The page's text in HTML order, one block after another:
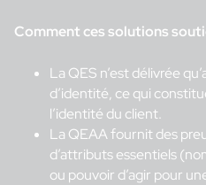
Comment ces solutions
La QES n’est délivrée
d’identité, ce qui
l’identité du client.
La QEAA fournit des
d’attributs essentiels
ou pouvoir d’agir pour